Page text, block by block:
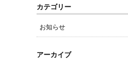
カテゴリー
お知らせ
アーカイブ